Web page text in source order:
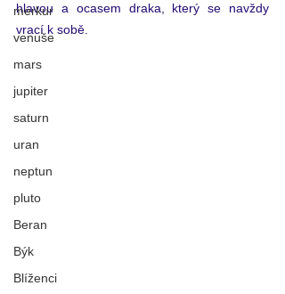
merkur
venuše
mars
jupiter
saturn
uran
neptun
pluto
Beran
Býk
Blíženci
hlavou a ocasem draka, který se navždy
vrací k sobě.